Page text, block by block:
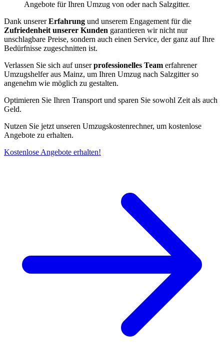
Angebote für Ihren Umzug von oder nach Salzgitter.
Dank unsererErfahrung und unserem Engagement für die
Zufriedenheit unserer Kunden garantieren wir nicht nur
unschlagbare Preise, sondern auch einen Service, der ganz auf Ihre
Bedürfnisse zugeschnitten ist.
Verlassen Sie sich auf unserprofessionelles Team erfahrener
Umzugshelfer aus Mainz, um Ihren Umzug nach Salzgitter so
angenehm wie möglich zu gestalten.
Optimieren Sie Ihren Transport und sparen Sie sowohl Zeit als auch
Geld.
Nutzen Sie jetzt unseren Umzugskostenrechner, um kostenlose
Angebote zu erhalten.
Kostenlose Angebote erhalten!